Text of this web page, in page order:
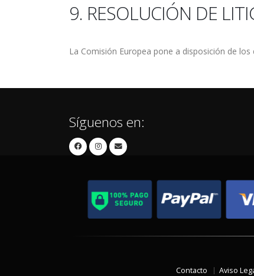
9. RESOLUCIÓN DE
La Comisión Europea pone a disposición de
Síguenos en:
Contacto Aviso